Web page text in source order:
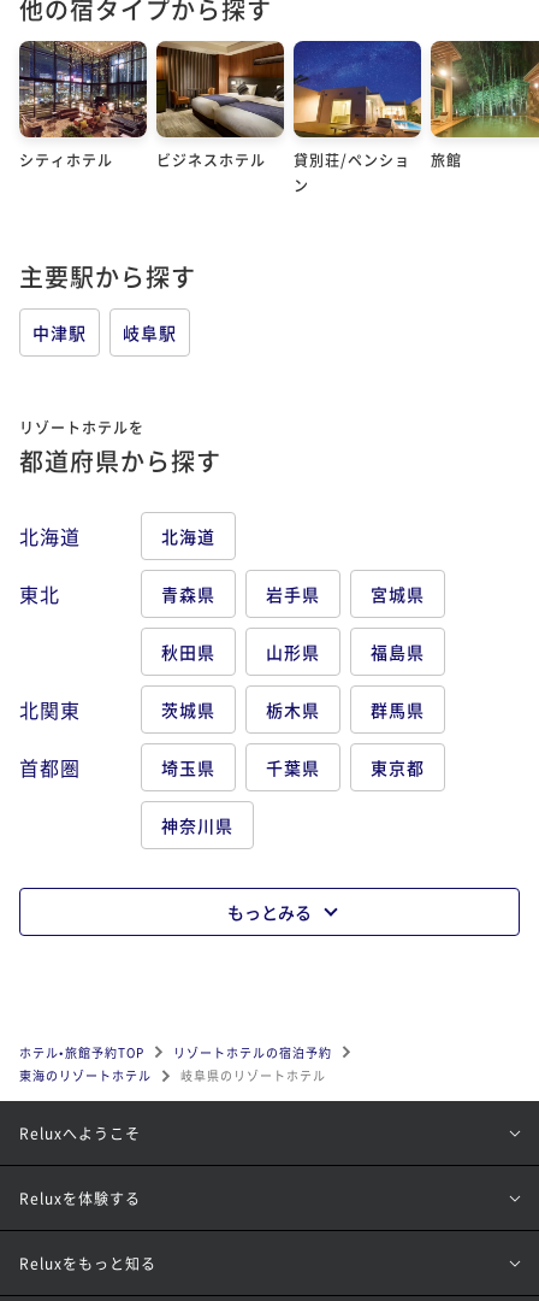
他の宿タイプから探す
シティホテル ビジネスホテル
貸別荘/ペンショ
ン
旅館
主要駅から探す
中津駅 岐阜駅
リゾートホテルを
都道府県から探す
北海道 北海道
東北 青森県 岩手県 宮城県
秋田県 山形県 福島県
北関東 茨城県 栃木県 群馬県
首都圏 埼玉県 千葉県 東京都
神奈川県
もっとみる
ホテル•旅館予約TOP
リゾートホテルの宿泊予約
東海のリゾートホテル
岐阜県のリゾートホテル
Reluxへようこそ
Reluxを体験する
Reluxをもっと知る